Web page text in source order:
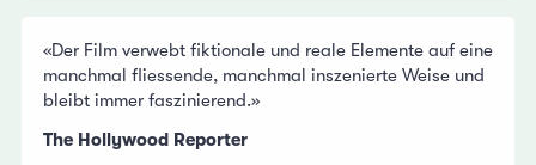
«Der Film verwebt fiktionale und reale Elemente auf eine
manchmal fliessende, manchmal inszenierte Weise und
bleibt immer faszinierend.»
The Hollywood Reporter